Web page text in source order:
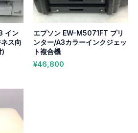
イン
ス向
)
エプソン EW-M5071FT プリ
ンター/A3カラーインクジェッ
ト複合機
¥46,800